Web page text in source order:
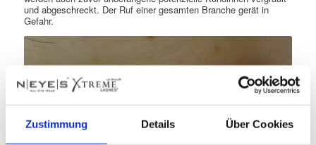
Zustimmung Details Über Cookies
und abgeschreckt. Der Ruf einer gesamten Branche gerät in
Gefahr.